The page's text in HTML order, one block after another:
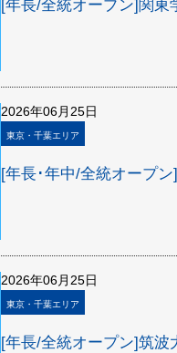
[年長/全統オープン]関
2026年06月25日
東京・千葉エリア
[年長･年中/全統オープ
2026年06月25日
東京・千葉エリア
[年長/全統オープン]筑波